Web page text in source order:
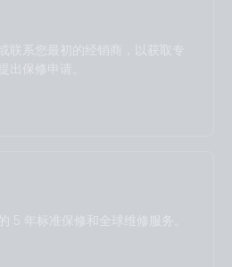
Ελληνικά
Українська
联系您最初的经销商，以获取专
出保修申请。
5 年标准保修和全球维修服务。